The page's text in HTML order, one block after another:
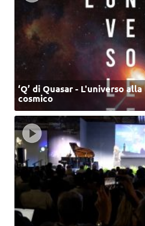
‘Q’ di Quasar - L'universo
cosmico